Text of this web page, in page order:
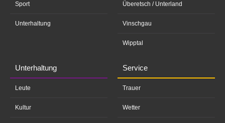
Sport
Unterhaltung
Überetsch / Unterland
Vinschgau
Wipptal
Unterhaltung
Leute
Kultur
Service
Trauer
Wetter